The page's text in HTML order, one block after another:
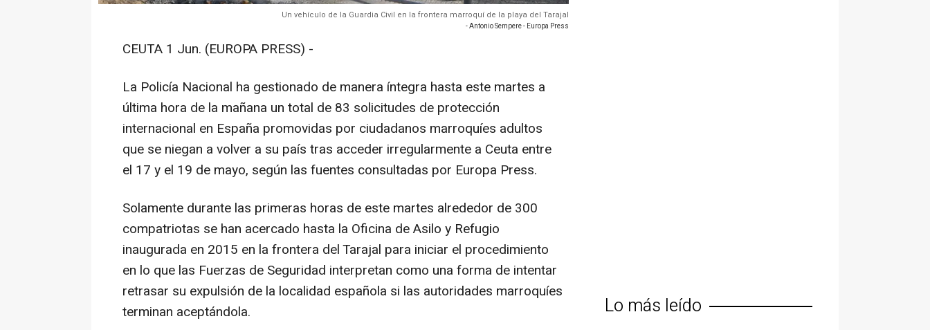
Un vehículo de la Guardia Civil en la frontera marroquí de la playa del Tarajal
- Antonio Sempere - Europa Press
CEUTA 1 Jun. (EUROPA PRESS) -
La Policía Nacional ha gestionado de manera íntegra hasta este martes a
última hora de la mañana un total de 83 solicitudes de protección
internacional en España promovidas por ciudadanos marroquíes adultos
que se niegan a volver a su país tras acceder irregularmente a Ceuta entre
el 17 y el 19 de mayo, según las fuentes consultadas por Europa Press.
Solamente durante las primeras horas de este martes alrededor de 300
compatriotas se han acercado hasta la Oficina de Asilo y Refugio
inaugurada en 2015 en la frontera del Tarajal para iniciar el procedimiento
en lo que las Fuerzas de Seguridad interpretan como una forma de intentar
retrasar su expulsión de la localidad española si las autoridades marroquíes
terminan aceptándola.
Lo más leído